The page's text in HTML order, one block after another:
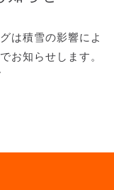
は積雪の影響によ
お知らせします。